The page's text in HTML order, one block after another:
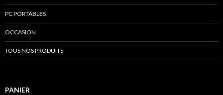
PC PORTABLES
OCCASION
TOUS NOS PRODUITS
PANIER